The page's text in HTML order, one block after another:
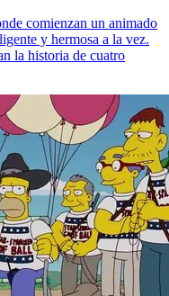
comienzan un animado
y hermosa a la vez.
la historia de cuatro